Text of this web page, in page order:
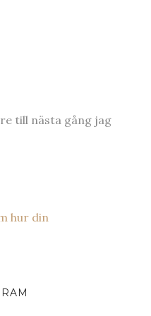
till nästa gång jag
hur din